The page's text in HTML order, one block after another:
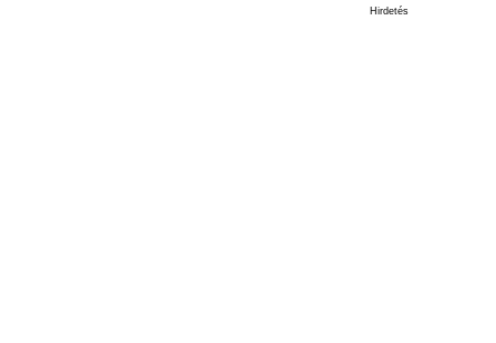
Hirdetés